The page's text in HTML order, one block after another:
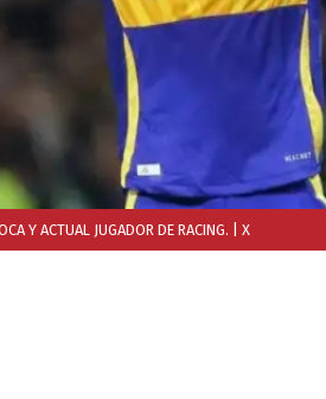
Y ACTUAL JUGADOR DE RACING. | X